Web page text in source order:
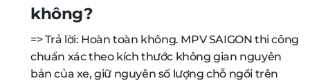
không?
=> Trả lời: Hoàn toàn không. MPV SAIGON thi công
chuẩn xác theo kích thước không gian nguyên
bản của xe, giữ nguyên số lượng chỗ ngồi trên